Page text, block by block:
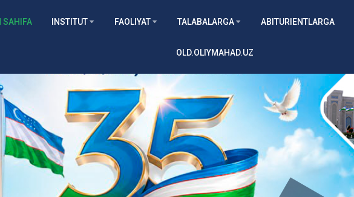
SAHIFA INSTITUT FAOLIYAT TALABALARGA ABITURIENTLARGA
OLD.OLIYMAHAD.UZ